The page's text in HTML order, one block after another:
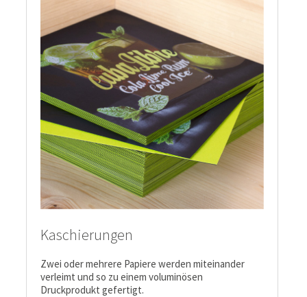
Kaschierungen
Zwei oder mehrere Papiere werden miteinander
verleimt und so zu einem voluminösen
Druckprodukt gefertigt.